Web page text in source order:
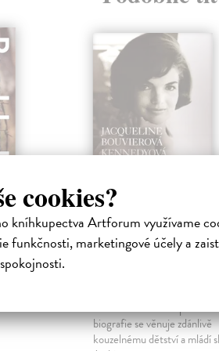
cookies?
kníhkupectva Artforum využívame
funkčnosti, marketingové účely a
Jacqueline
Bouvierová
Kennedyová
Citlivě a obratně napsaná
biografie se věnuje zdánlivě
kouzelnému dětství a mládí